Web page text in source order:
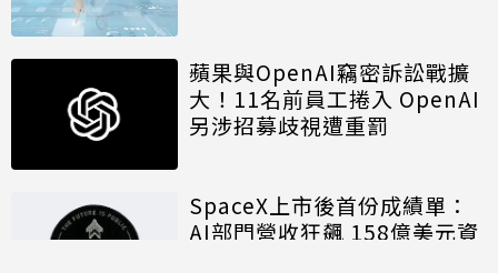
蘋果與OpenAI竊密訴訟戰擴
大！11名前員工捲入 OpenAI
另涉招募歧視遭重罰
SpaceX上市後首份成績單：
AI部門營收狂飆 158億美元資